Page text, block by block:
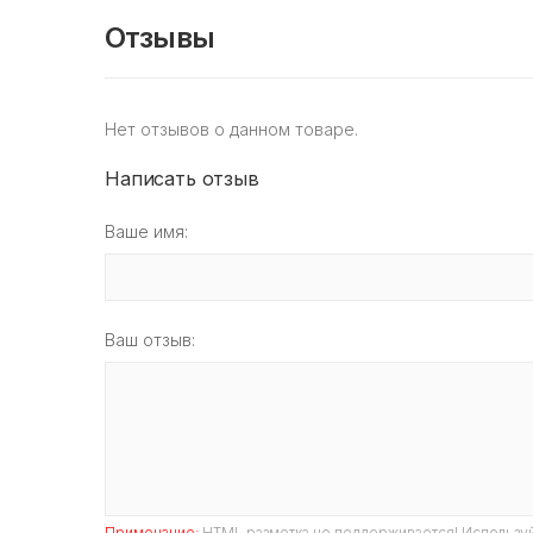
Отзывы
Нет отзывов о данном товаре.
Написать отзыв
Ваше имя:
Ваш отзыв: